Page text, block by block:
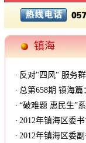
镇海
· 反对"四风" 服务
· 总第658期 镇海
· “破难题 惠民生”
· 2012年镇海区委
· 2012年镇海区委